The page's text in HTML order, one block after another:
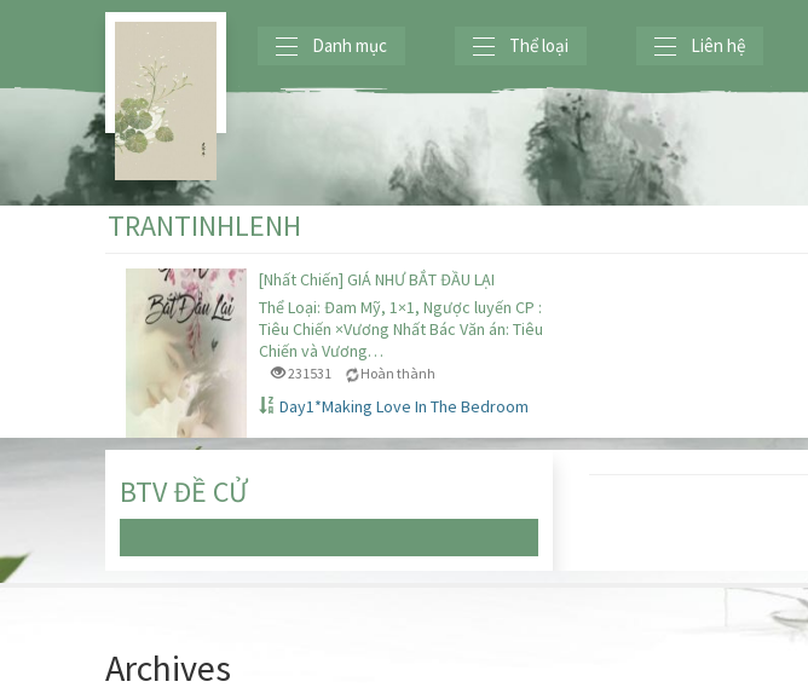
Danh mục Thể loại Liên hệ
TRANTINHLENH
[Nhất Chiến] GIÁ NHƯ BẮT ĐẦU LẠI
Thể Loại: Đam Mỹ, 1×1, Ngược luyến CP :
Tiêu Chiến ×Vương Nhất Bác Văn án: Tiêu
Chiến và Vương…
231531 Hoàn thành
Day1*Making Love In The Bedroom
BTV ĐỀ CỬ
Archives